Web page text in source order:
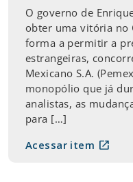
O governo de
obter uma vitória no
forma a permitir a
estrangeiras,
Mexicano S.A.
monopólio que já
analistas, as
para […]
Acessar item open_in_new